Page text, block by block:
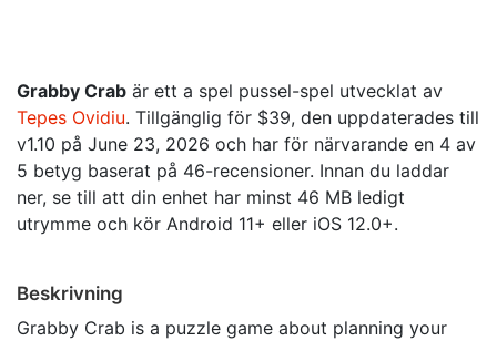
Grabby Crab är ett a spel pussel-spel utvecklat av
Tepes Ovidiu. Tillgänglig för $39, den uppdaterades till
v1.10 på June 23, 2026 och har för närvarande en 4 av
5 betyg baserat på 46-recensioner. Innan du laddar
ner, se till att din enhet har minst 46 MB ledigt
utrymme och kör Android 11+ eller iOS 12.0+.
Beskrivning
Grabby Crab is a puzzle game about planning your